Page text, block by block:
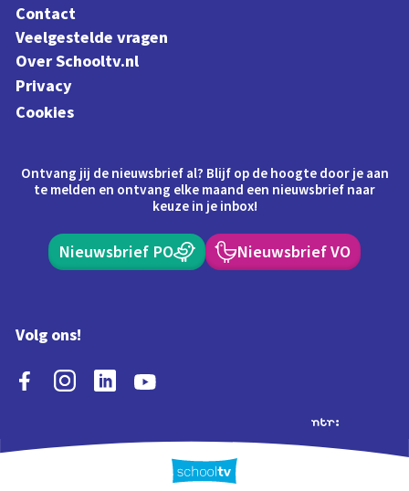
Contact
Veelgestelde vragen
Over Schooltv.nl
Privacy
Cookies
Ontvang jij de nieuwsbrief al? Blijf op de hoogte door je aan
te melden en ontvang elke maand een nieuwsbrief naar
keuze in je inbox!
Nieuwsbrief PO Nieuwsbrief VO
Volg ons!